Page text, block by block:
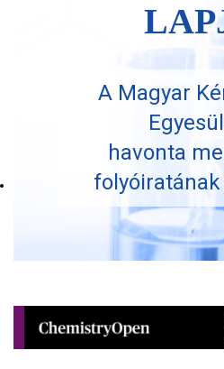
A Magyar
havonta